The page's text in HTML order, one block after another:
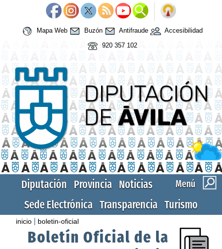
Mapa Web Buzón Antifraude
Accesibilidad
920 357 102
Menú
Diputación Provincia Noticias
Sede Electrónica Transparencia Turismo
inicio boletin-oficial
Boletín Oficial de la